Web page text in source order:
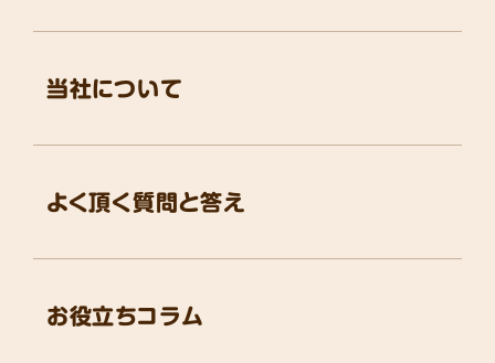
お役立ちコラム
よく頂く質問と答え
当社について